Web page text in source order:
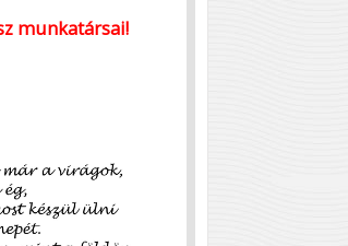
munkatársai!